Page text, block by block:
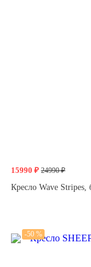
15990 ₽ 24990 ₽
Кресло Wave Stripes,
-50 %